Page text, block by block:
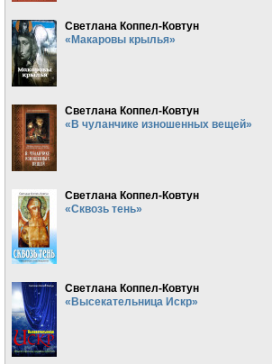
Светлана Коппел-Ковтун
«Макаровы крылья»
Светлана Коппел-Ковтун
«В чуланчике изношенных вещей»
Светлана Коппел-Ковтун
«Сквозь тень»
Светлана Коппел-Ковтун
«Высекательница Искр»